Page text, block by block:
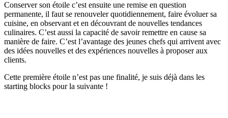
Conserver son étoile c’est ensuite une remise en question
permanente, il faut se renouveler quotidiennement, faire évoluer sa
cuisine, en observant et en découvrant de nouvelles tendances
culinaires. C’est aussi la capacité de savoir remettre en cause sa
manière de faire. C’est l’avantage des jeunes chefs qui arrivent avec
des idées nouvelles et des expériences nouvelles à proposer aux
clients.
Cette première étoile n’est pas une finalité, je suis déjà dans les
starting blocks pour la suivante !